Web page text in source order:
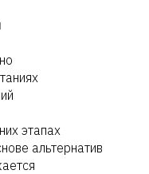
этапах
альтернатив